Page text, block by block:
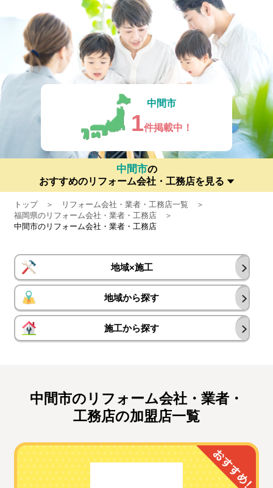
中間市
1件掲載中！
中間市の
おすすめのリフォーム会社・工務店を見る
トップ
リフォーム会社・業者・工務店一覧
福岡県のリフォーム会社・業者・工務店
中間市のリフォーム会社・業者・工務店
地域×施工
地域から探す
施工から探す
中間市のリフォーム会社・業者・
工務店の加盟店一覧